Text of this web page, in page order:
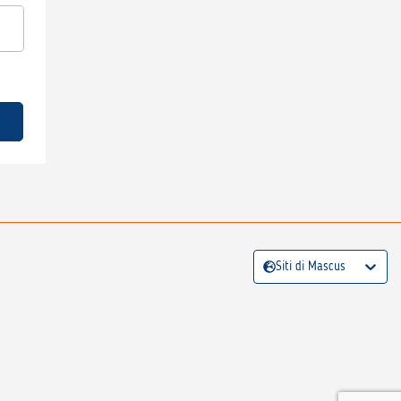
Siti di Mascus